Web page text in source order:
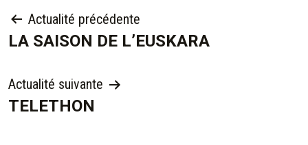
NAVIGATION
DE
L’ARTICLE
Actualité précédente
LA SAISON DE L’EUSKARA
Actualité suivante
TELETHON